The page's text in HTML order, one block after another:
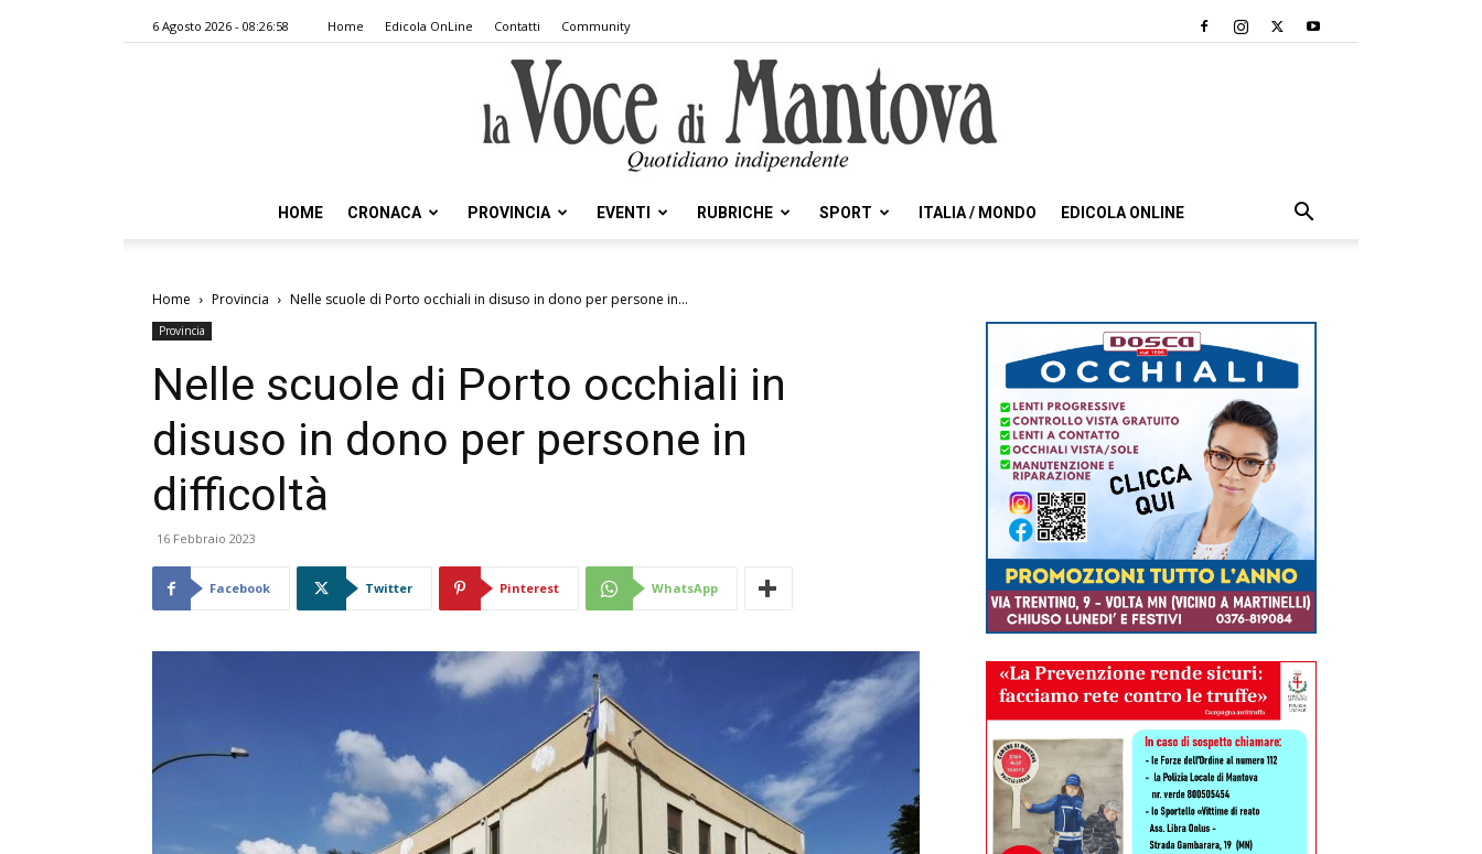
6 Agosto 2026 - 08:26:58 Home Edicola OnLine Contatti Community
Voce
HOME CRONACA PROVINCIA EVENTI RUBRICHE SPORT ITALIA / MONDO EDICOLA ONLINE
Home Provincia Nelle scuole di Porto occhiali in disuso in dono per persone in...
Provincia
Nelle scuole di Porto occhiali in
disuso in dono per persone in
difficoltà
16 Febbraio 2023
Facebook Twitter Pinterest WhatsApp